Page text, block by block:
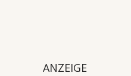
ANZEIGE